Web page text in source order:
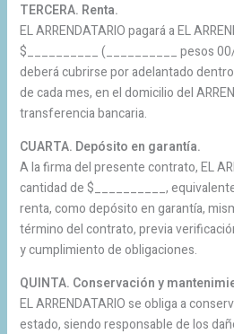
TERCERA. Renta.
EL ARRENDATARIO pagará a EL
$__________ (__________ pesos
deberá cubrirse por adelantado
de cada mes, en el domicilio del
transferencia bancaria.
CUARTA. Depósito en garantía.
A la firma del presente contrato, EL
cantidad de $__________,
renta, como depósito en garantía,
término del contrato, previa
y cumplimiento de obligaciones.
QUINTA. Conservación y
EL ARRENDATARIO se obliga a
estado, siendo responsable de los